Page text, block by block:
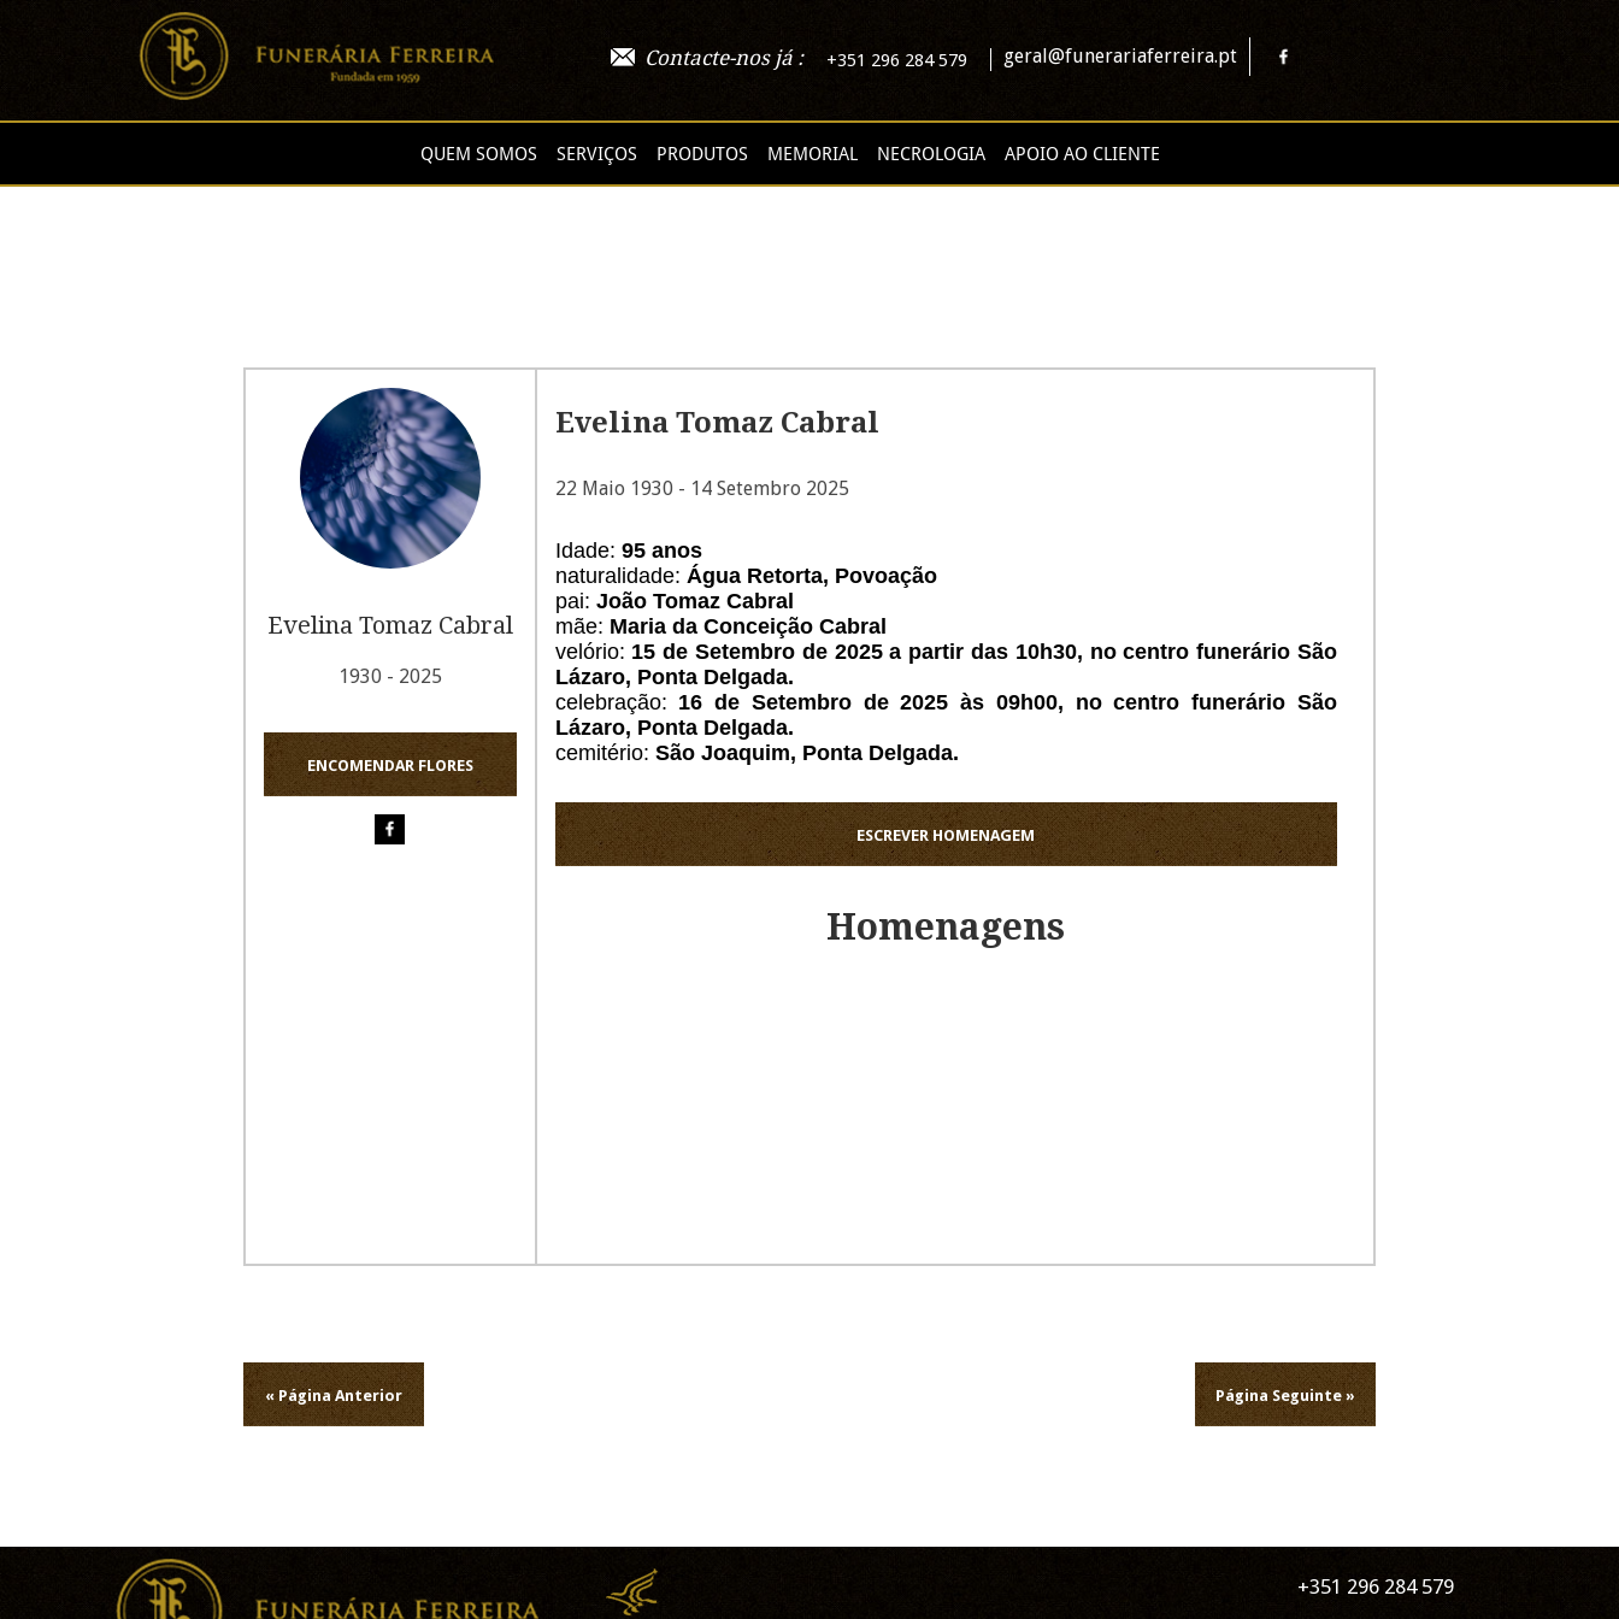
Contacte-nos já : +351 296 284 579 geral@funerariaferreira.pt
QUEM SOMOS SERVIÇOS PRODUTOS MEMORIAL NECROLOGIA APOIO AO CLIENTE
Evelina Tomaz Cabral
1930 - 2025
ENCOMENDAR FLORES
Evelina Tomaz Cabral
22 Maio 1930 - 14 Setembro 2025
Idade: 95 anos
naturalidade: Água Retorta, Povoação
pai: João Tomaz Cabral
mãe: Maria da Conceição Cabral
velório: 15 de Setembro de 2025 a partir das 10h30, no centro funerário São
Lázaro, Ponta Delgada.
celebração: 16 de Setembro de 2025 às 09h00, no centro funerário São
Lázaro, Ponta Delgada.
cemitério: São Joaquim, Ponta Delgada.
ESCREVER HOMENAGEM
Homenagens
de
artigos
Página Seguinte »
« Página Anterior
+351 296 284 579